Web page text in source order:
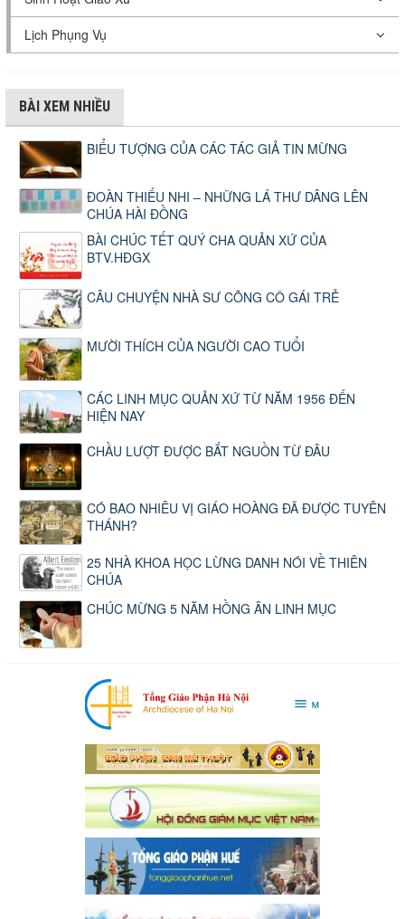
Lịch Phụng Vụ
BÀI XEM NHIỀU
BIỂU TƯỢNG CỦA CÁC TÁC GIẢ TIN MỪNG
ĐOÀN THIẾU NHI – NHỮNG LÁ THƯ DÂNG LÊN
CHÚA HÀI ĐỒNG
BÀI CHÚC TẾT QUÝ CHA QUẢN XỨ CỦA
BTV.HĐGX
CÂU CHUYỆN NHÀ SƯ CÕNG CÔ GÁI TRẺ
MƯỜI THÍCH CỦA NGƯỜI CAO TUỔI
CÁC LINH MỤC QUẢN XỨ TỪ NĂM 1956 ĐẾN
HIỆN NAY
CHẦU LƯỢT ĐƯỢC BẮT NGUỒN TỪ ĐÂU
CÓ BAO NHIÊU VỊ GIÁO HOÀNG ĐÃ ĐƯỢC TUYÊN
THÁNH?
25 NHÀ KHOA HỌC LỪNG DANH NÓI VỀ THIÊN
CHÚA
CHÚC MỪNG 5 NĂM HỒNG ÂN LINH MỤC